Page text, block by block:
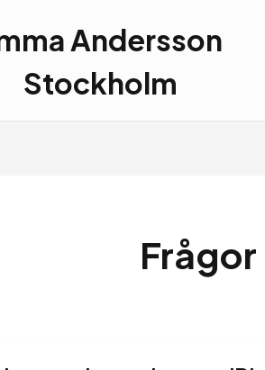
Andersson
Stockholm